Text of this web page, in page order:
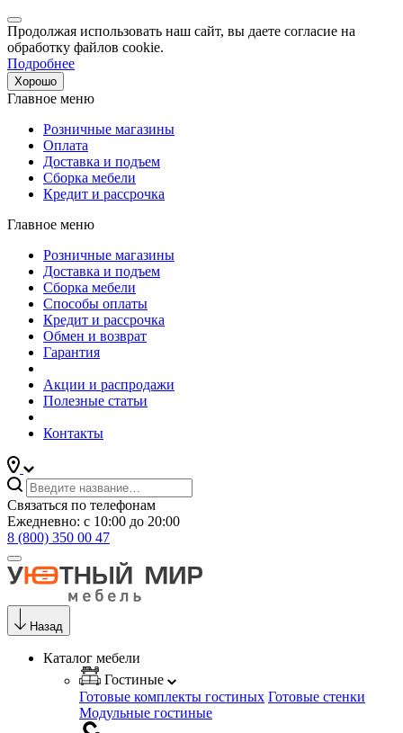
Продолжая использовать наш сайт, вы даете согласие на
обработку файлов cookie.
Подробнее
Хорошо
Главное меню
Розничные магазины
Оплата
Доставка и подъем
Сборка мебели
Кредит и рассрочка
Главное меню
Розничные магазины
Доставка и подъем
Сборка мебели
Способы оплаты
Кредит и рассрочка
Обмен и возврат
Гарантия
Акции и распродажи
Полезные статьи
Контакты
Связаться по телефонам
Ежедневно: с 10:00 до 20:00
8 (800) 350 00 47
Назад
Каталог мебели
Гостиные
Готовые комплекты гостиных Готовые стенки
Модульные гостиные